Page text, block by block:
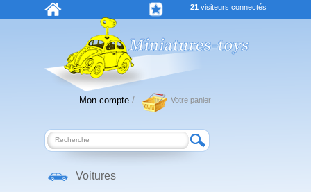
21 visiteurs connectés
Mon compte / Votre panier
Voitures